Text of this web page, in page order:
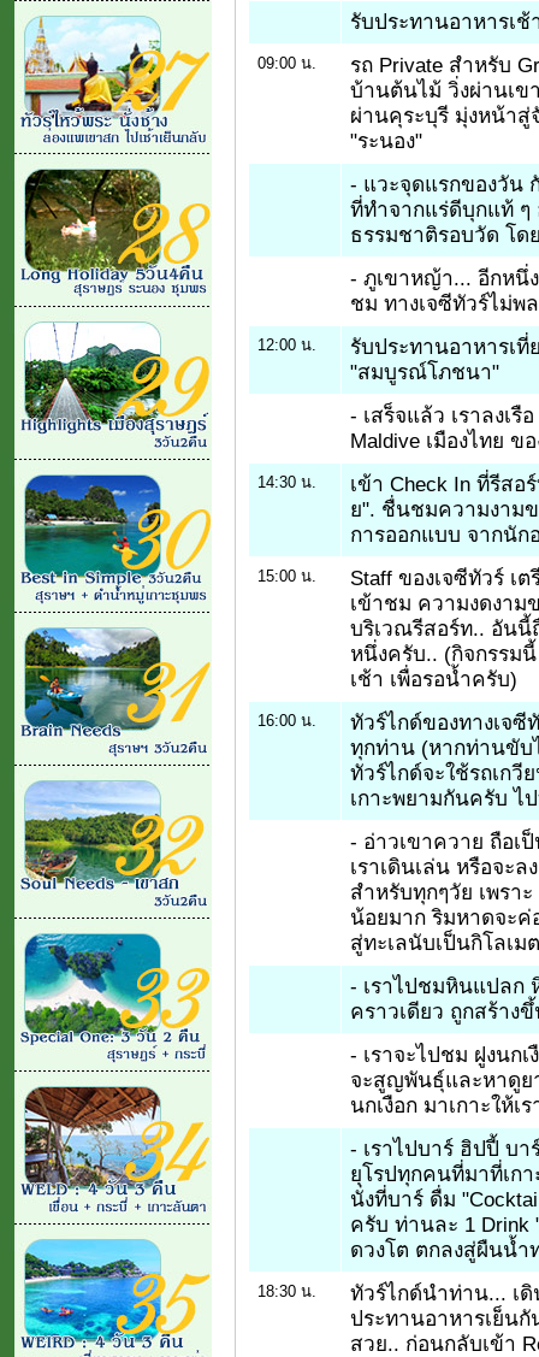
รับประทานอาหารเช้
09:00 น.
รถ Private สำหรับ
บ้านต้นไม้ วิ่งผ่านเข
ผ่านคุระบุรี มุ่งหน้าสู่
"ระนอง"
- แวะจุดแรกของวัน
ที่ทำจากแร่ดีบุกแท้
ธรรมชาติรอบวัด โด
- ภูเขาหญ้า... อีกหนึ่
ชม ทางเจซีทัวร์ไม่พ
12:00 น.
รับประทานอาหารเที่
"สมบูรณ์โภชนา"
- เสร็จแล้ว เราลงเ
Maldive เมืองไทย ข
14:30 น.
เข้า Check In ที่รีส
ย". ชื่นชมความงาม
การออกแบบ จากนัก
15:00 น.
Staff ของเจซีทัวร์ เ
เข้าชม ความงดงาม
บริเวณรีสอร์ท.. อันนี้
หนึ่งครับ.. (กิจกรรม
เช้า เพื่อรอน้ำครับ)
16:00 น.
ทัวร์ไกด์ของทางเจซี
ทุกท่าน (หากท่านขับ
ทัวร์ไกด์จะใช้รถเกวี
เกาะพยามกันครับ ไ
- อ่าวเขาควาย ถือเ
เราเดินเล่น หรือจะ
สำหรับทุกๆวัย เพรา
น้อยมาก ริมหาดจะ
สู่ทะเลนับเป็นกิโลเม
- เราไปชมหินแปลก
คราวเดียว ถูกสร้าง
- เราจะไปชม ฝูงนก
จะสูญพันธุ์และหาดูย
นกเงือก มาเกาะให้
- เราไปบาร์ ฮิปปี้ บา
ยุโรปทุกคนที่มาที่เก
นั่งที่บาร์ ดื่ม
ครับ ท่านละ 1 Drink
ดวงโต ตกลงสู่ผืนน้ำ
18:30 น.
ทัวร์ไกด์นำท่าน... เ
ประทานอาหารเย็น
สวย.. ก่อนกลับเข้า